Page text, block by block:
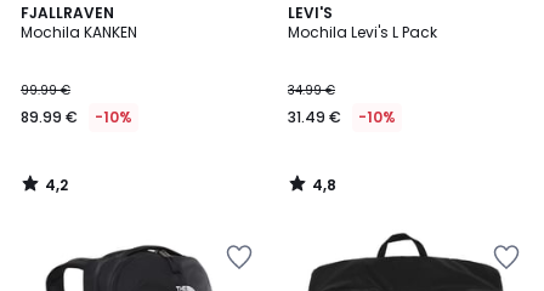
FJALLRAVEN
Mochila KANKEN
99.99 €
89.99 € -10%
4,2
/ 5
4,2
/
LEVI'S
Mochila Levi's L Pack
34.99 €
31.49 € -10%
4,8
/ 5
4,8
/